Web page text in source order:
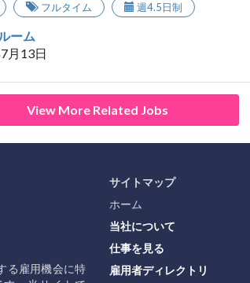
フルタイム 週4.5日制
ーム
月13日
View More Related Jobs
る雇用機会に特
サイトマップ
ホーム
当社について
仕事を見る
雇用者ディレクトリ